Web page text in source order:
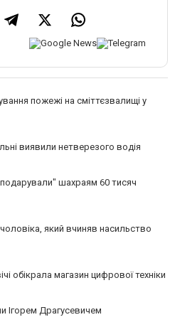
пожежі на сміттєзвалищі у
виявили нетверезого водія
шахраям 60 тисяч
який вчиняв насильство
обікрала магазин цифрової техніки
Ігорем Драгусевичем